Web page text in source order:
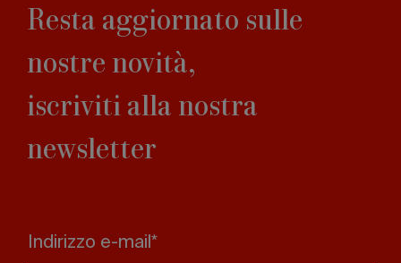
Resta aggiornato sulle
nostre novità,
iscriviti alla nostra
newsletter
Indirizzo e-mail*